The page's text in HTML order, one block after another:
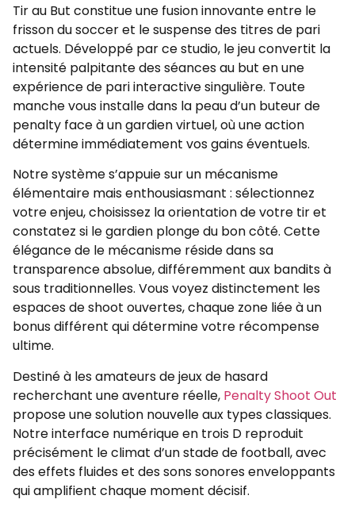
Tir au But constitue une fusion innovante entre le
frisson du soccer et le suspense des titres de pari
actuels. Développé par ce studio, le jeu convertit la
intensité palpitante des séances au but en une
expérience de pari interactive singulière. Toute
manche vous installe dans la peau d’un buteur de
penalty face à un gardien virtuel, où une action
détermine immédiatement vos gains éventuels.
Notre système s’appuie sur un mécanisme
élémentaire mais enthousiasmant : sélectionnez
votre enjeu, choisissez la orientation de votre tir et
constatez si le gardien plonge du bon côté. Cette
élégance de le mécanisme réside dans sa
transparence absolue, différemment aux bandits à
sous traditionnelles. Vous voyez distinctement les
espaces de shoot ouvertes, chaque zone liée à un
bonus différent qui détermine votre récompense
ultime.
Destiné à les amateurs de jeux de hasard
recherchant une aventure réelle, Penalty Shoot Out
propose une solution nouvelle aux types classiques.
Notre interface numérique en trois D reproduit
précisément le climat d’un stade de football, avec
des effets fluides et des sons sonores enveloppants
qui amplifient chaque moment décisif.